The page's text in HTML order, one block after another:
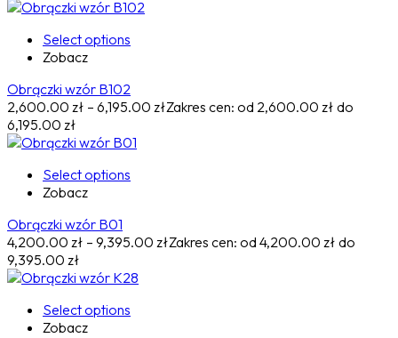
Select options
Zobacz
Obrączki wzór B102
2,600.00 zł – 6,195.00 złZakres cen: od 2,600.00 zł do
6,195.00 zł
Select options
Zobacz
Obrączki wzór B01
4,200.00 zł – 9,395.00 złZakres cen: od 4,200.00 zł do
9,395.00 zł
Select options
Zobacz